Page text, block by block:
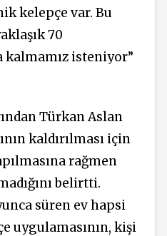
kelepçe var. Bu
70
isteniyor”
Türkan Aslan
kaldırılması için
rağmen
belirtti.
süren ev hapsi
uygulamasının, kişi